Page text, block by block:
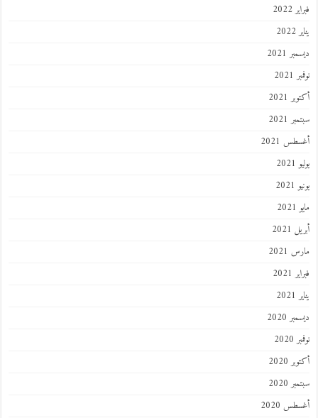
فبراير 2022
يناير 2022
ديسمبر 2021
نوفمبر 2021
أكتوبر 2021
سبتمبر 2021
أغسطس 2021
يوليو 2021
يونيو 2021
مايو 2021
أبريل 2021
مارس 2021
فبراير 2021
يناير 2021
ديسمبر 2020
نوفمبر 2020
أكتوبر 2020
سبتمبر 2020
أغسطس 2020